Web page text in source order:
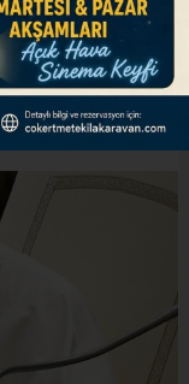
10.00'da
OL